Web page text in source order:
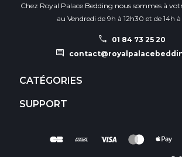
Chez Royal Palace Bedding nous sommes à
au Vendredi de 9h à 12h30 et de 14h
call 01 84 73 25 20
comment
CATÉGORIES
SUPPORT